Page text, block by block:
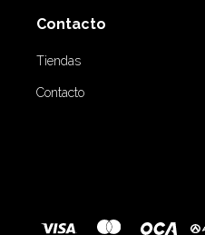
Contacto
Tiendas
Contacto